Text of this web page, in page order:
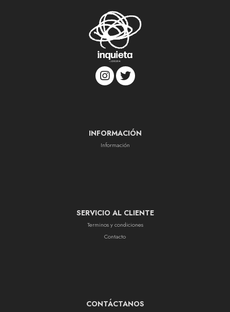
INFORMACIÓN
Información
SERVICIO AL CLIENTE
Terminos y condiciones
Contacto
CONTÁCTANOS